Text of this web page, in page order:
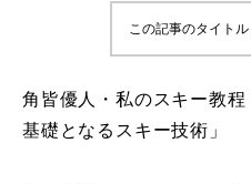
鷲ヶ岳＆高鷲スノーパーク
宮城山形
この記事のタイト
角皆優人・私のスキー教
基礎となるスキー技術」